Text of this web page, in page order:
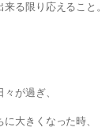
る限り応えること。
が過ぎ、
大きくなった時、